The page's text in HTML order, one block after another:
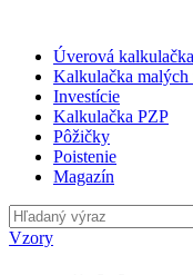
Úverová kalkulačka
Kalkulačka malých
Investície
Kalkulačka PZP
Pôžičky
Poistenie
Magazín
Vzory